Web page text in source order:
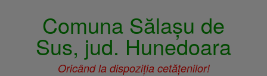
Comuna Sălașu de
Sus, jud. Hunedoara
Oricând la dispoziția cetățenilor!